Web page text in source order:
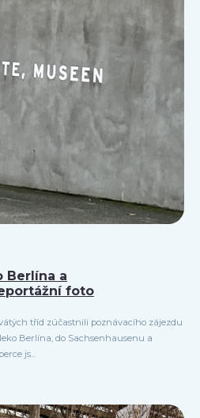
Berlína a
foto
tříd zúčastnili poznávacího zájezdu
Berlína, do Sachsenhausenu a
js...